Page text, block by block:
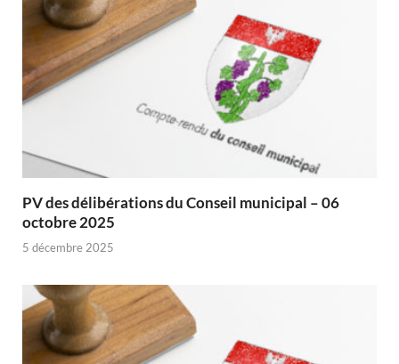
PV des délibérations du Conseil municipal – 06
octobre 2025
5 décembre 2025